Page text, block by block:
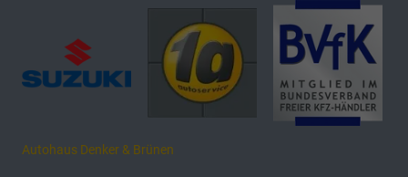
Autohaus Denker & Brünen